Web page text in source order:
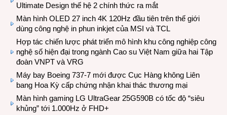
Ultimate Design thế hệ 2 chính thức ra mắt
Màn hình OLED 27 inch 4K 120Hz đầu tiên trên thế giới
dùng công nghệ in phun inkjet của MSI và TCL
Hợp tác chiến lược phát triển mô hình khu công nghiệp công
nghệ số hiện đại trong ngành Cao su Việt Nam giữa hai Tập
đoàn VNPT và VRG
Máy bay Boeing 737-7 mới được Cục Hàng không Liên
bang Hoa Kỳ cấp chứng nhận khai thác thương mại
Màn hình gaming LG UltraGear 25G590B có tốc độ “siêu
khủng” tới 1.000Hz ở FHD+